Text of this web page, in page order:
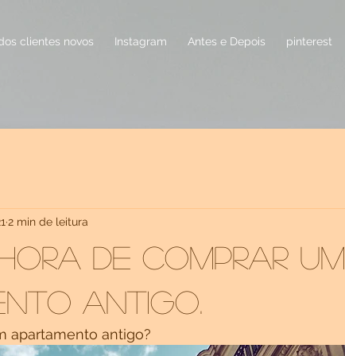
de comprar um
antigo.
2 min de leitura
apartamento antigo?
clientes novos Instagram Antes e Depois pinterest